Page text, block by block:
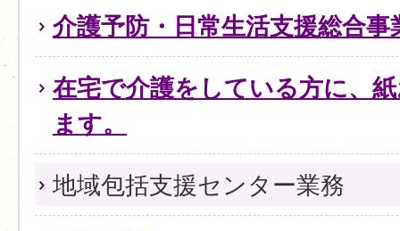
介護予防・日常生活支援総合事
在宅で介護をしている方に、
ます。
地域包括支援センター業務